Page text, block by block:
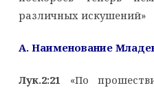
различных искушений»
A. Наименование
Лук.2:21 «По